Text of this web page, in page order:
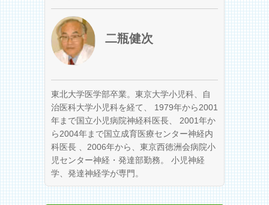
二瓶健次
東北大学医学部卒業。東京大学小児科、自
治医科大学小児科を経て、 1979年から2001
年まで国立小児病院神経科医長、 2001年か
ら2004年まで国立成育医療センター神経内
科医長 、2006年から、東京西徳洲会病院小
児センター神経・発達部勤務。 小児神経
学、発達神経学が専門。